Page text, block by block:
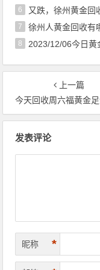
6 又跌，徐州黄金回
7 徐州人黄金回收有
8 2023/12/06今日黄
上一篇
今天回收周六福黄金足金多少钱一克(2020-
发表评论
昵称 *